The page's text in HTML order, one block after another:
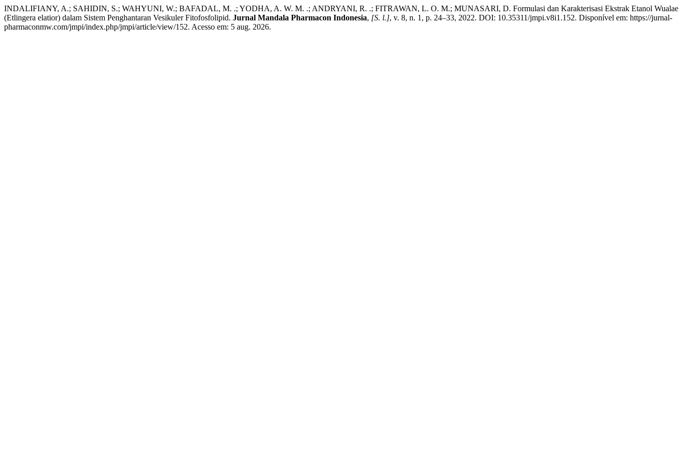
INDALIFIANY, A.; SAHIDIN, S.; WAHYUNI, W.; BAFADAL, M. .; YODHA, A. W. M. .; ANDRYANI, R. .; FITRAWAN, L. O. M.; MUNASARI, D. Formulasi dan Karakterisasi Ekstrak Etanol Wualae
(Etlingera elatior) dalam Sistem Penghantaran Vesikuler Fitofosfolipid. Jurnal Mandala Pharmacon Indonesia, [S. l.], v. 8, n. 1, p. 24–33, 2022. DOI: 10.35311/jmpi.v8i1.152. Disponível em: https://jurnal-
pharmaconmw.com/jmpi/index.php/jmpi/article/view/152. Acesso em: 5 aug. 2026.